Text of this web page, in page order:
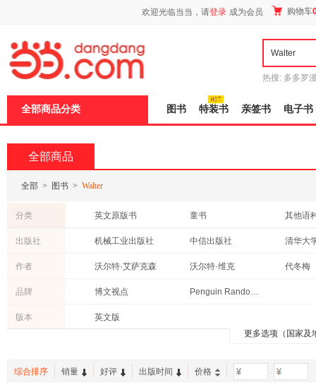
欢迎光临当当，请登录 成为会员 购物车
热搜: 多多罗
全部商品分类 图书 特装书 亲签书 电子书
全部商品
全部 > 图书 > Walter
分类 英文原版书 童书
其他语
自然科学
计算机/网络
传记
政治/军事
成功/励志
青春文学
文化
时尚/美妆
家庭/家居
出版社 机械工业出版社 中信出版社
清华大
北京联合出版公司
接力出版社
人民卫
百花文艺出版社
格致出
上海译文出版社
花山文艺出版社
作者 沃尔特·艾萨克森 沃尔特·维克
代冬梅
吉恩·玛佐洛
郑磊
张亮
詹姆斯
品牌 博文视点 Penguin Random House
版本
英文版
更多选项（国家及
综合排序 销量 好评 出版时间 价格 -
页
加